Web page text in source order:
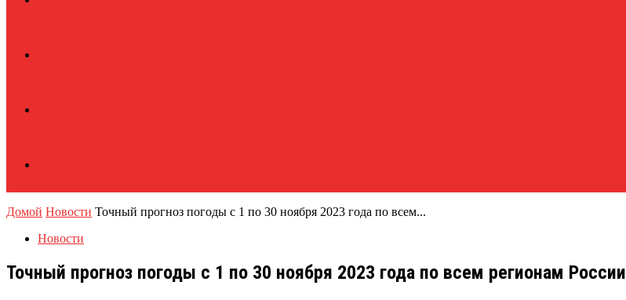
Домой Новости Точный прогноз погоды с 1 по 30 ноября 2023 года по всем...
Новости
Точный прогноз погоды с 1 по 30 ноября 2023 года по всем регионам России